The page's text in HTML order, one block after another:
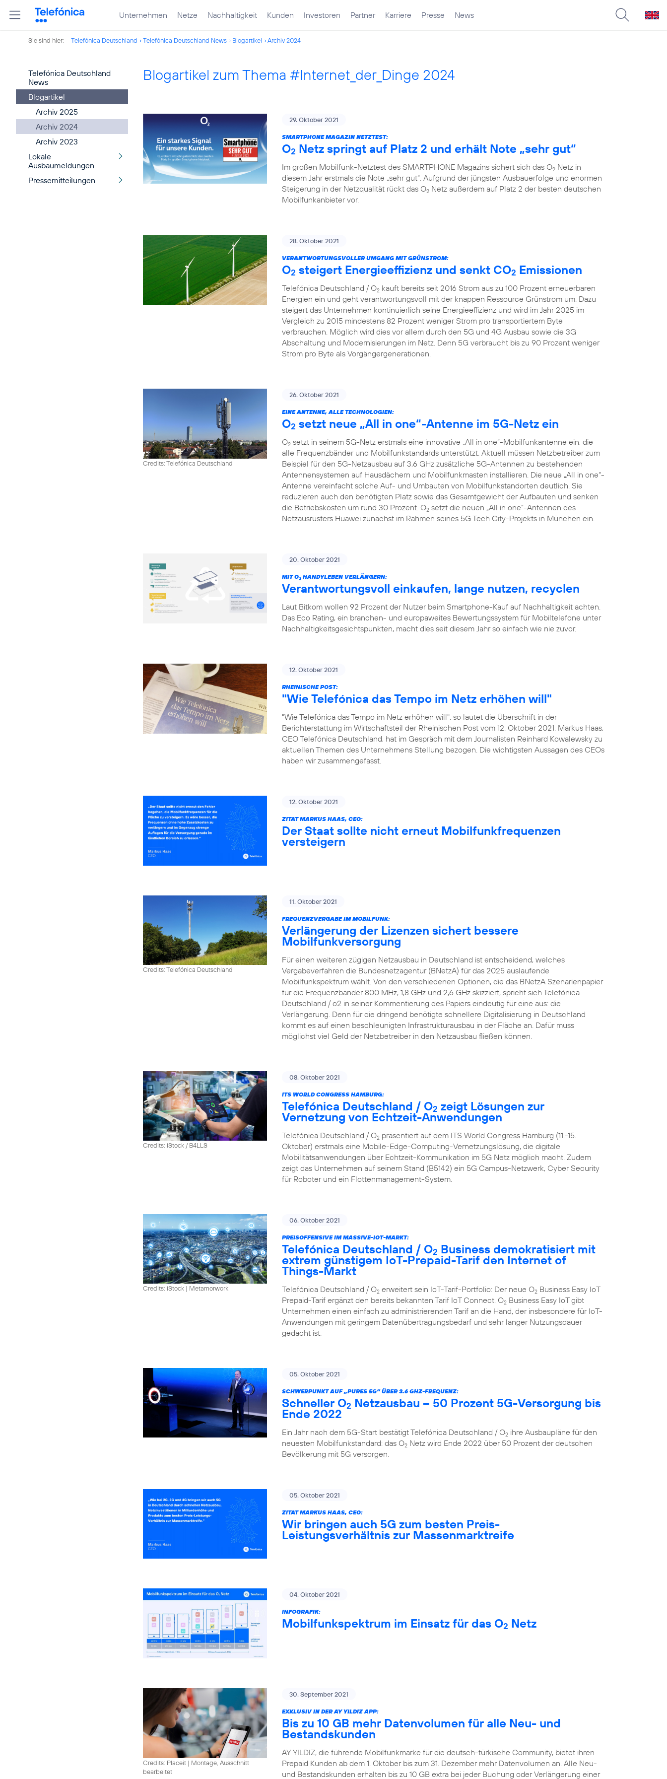
Unternehmen Netze Nachhaltigkeit Kunden Investoren Partner Karriere Presse News
Sie sind hier: Telefónica Deutschland Telefónica Deutschland News Blogartikel Archiv 2024
Telefónica Deutschland
News
Blogartikel
Archiv 2025
Archiv 2024
Archiv 2023
Lokale
Ausbaumeldungen
Pressemitteilungen
Blogartikel zum Thema #Internet_der_Dinge 2024
29. Oktober 2021
SMARTPHONE MAGAZIN NETZTEST:
O2 Netz springt auf Platz 2 und erhält Note „sehr gut“
Im großen Mobilfunk-Netztest des SMARTPHONE Magazins sichert sich das O2 Netz in
diesem Jahr erstmals die Note „sehr gut“. Aufgrund der jüngsten Ausbauerfolge und enormen
Steigerung in der Netzqualität rückt das O2 Netz außerdem auf Platz 2 der besten deutschen
Mobilfunkanbieter vor.
28. Oktober 2021
VERANTWORTUNGSVOLLER UMGANG MIT GRÜNSTROM:
O2 steigert Energieeffizienz und senkt CO2 Emissionen
Telefónica Deutschland / O2 kauft bereits seit 2016 Strom aus zu 100 Prozent erneuerbaren
Energien ein und geht verantwortungsvoll mit der knappen Ressource Grünstrom um. Dazu
steigert das Unternehmen kontinuierlich seine Energieeffizienz und wird im Jahr 2025 im
Vergleich zu 2015 mindestens 82 Prozent weniger Strom pro transportiertem Byte
verbrauchen. Möglich wird dies vor allem durch den 5G und 4G Ausbau sowie die 3G
Abschaltung und Modernisierungen im Netz. Denn 5G verbraucht bis zu 90 Prozent weniger
Strom pro Byte als Vorgängergenerationen.
Credits: Telefónica Deutschland
26. Oktober 2021
EINE ANTENNE, ALLE TECHNOLOGIEN:
O2 setzt neue „All in one“-Antenne im 5G-Netz ein
O2 setzt in seinem 5G-Netz erstmals eine innovative „All in one“-Mobilfunkantenne ein, die
alle Frequenzbänder und Mobilfunkstandards unterstützt. Aktuell müssen Netzbetreiber zum
Beispiel für den 5G-Netzausbau auf 3,6 GHz zusätzliche 5G-Antennen zu bestehenden
Antennensystemen auf Hausdächern und Mobilfunkmasten installieren. Die neue „All in one“-
Antenne vereinfacht solche Auf- und Umbauten von Mobilfunkstandorten deutlich. Sie
reduzieren auch den benötigten Platz sowie das Gesamtgewicht der Aufbauten und senken
die Betriebskosten um rund 30 Prozent. O2 setzt die neuen „All in one“-Antennen des
Netzausrüsters Huawei zunächst im Rahmen seines 5G Tech City-Projekts in München ein.
20. Oktober 2021
MIT O2 HANDYLEBEN VERLÄNGERN:
Verantwortungsvoll einkaufen, lange nutzen, recyclen
Laut Bitkom wollen 92 Prozent der Nutzer beim Smartphone-Kauf auf Nachhaltigkeit achten.
Das Eco Rating, ein branchen- und europaweites Bewertungssystem für Mobiltelefone unter
Nachhaltigkeitsgesichtspunkten, macht dies seit diesem Jahr so einfach wie nie zuvor.
12. Oktober 2021
RHEINISCHE POST:
"Wie Telefónica das Tempo im Netz erhöhen will"
"Wie Telefónica das Tempo im Netz erhöhen will", so lautet die Überschrift in der
Berichterstattung im Wirtschaftsteil der Rheinischen Post vom 12. Oktober 2021. Markus Haas,
CEO Telefónica Deutschland, hat im Gespräch mit dem Journalisten Reinhard Kowalewsky zu
aktuellen Themen des Unternehmens Stellung bezogen. Die wichtigsten Aussagen des CEOs
haben wir zusammengefasst.
12. Oktober 2021
ZITAT MARKUS HAAS, CEO:
Der Staat sollte nicht erneut Mobilfunkfrequenzen
versteigern
Credits: Telefónica Deutschland
11. Oktober 2021
FREQUENZVERGABE IM MOBILFUNK:
Verlängerung der Lizenzen sichert bessere
Mobilfunkversorgung
Für einen weiteren zügigen Netzausbau in Deutschland ist entscheidend, welches
Vergabeverfahren die Bundesnetzagentur (BNetzA) für das 2025 auslaufende
Mobilfunkspektrum wählt. Von den verschiedenen Optionen, die das BNetzA Szenarienpapier
für die Frequenzbänder 800 MHz, 1,8 GHz und 2,6 GHz skizziert, spricht sich Telefónica
Deutschland / o2 in seiner Kommentierung des Papiers eindeutig für eine aus: die
Verlängerung. Denn für die dringend benötigte schnellere Digitalisierung in Deutschland
kommt es auf einen beschleunigten Infrastrukturausbau in der Fläche an. Dafür muss
möglichst viel Geld der Netzbetreiber in den Netzausbau fließen können.
Credits: iStock / B4LLS
08. Oktober 2021
ITS WORLD CONGRESS HAMBURG:
Telefónica Deutschland / O2 zeigt Lösungen zur
Vernetzung von Echtzeit-Anwendungen
Telefónica Deutschland / O2 präsentiert auf dem ITS World Congress Hamburg (11.-15.
Oktober) erstmals eine Mobile-Edge-Computing-Vernetzungslösung, die digitale
Mobilitätsanwendungen über Echtzeit-Kommunikation im 5G Netz möglich macht. Zudem
zeigt das Unternehmen auf seinem Stand (B5142) ein 5G Campus-Netzwerk, Cyber Security
für Roboter und ein Flottenmanagement-System.
Credits: iStock | Metamorwork
06. Oktober 2021
PREISOFFENSIVE IM MASSIVE-IOT-MARKT:
Telefónica Deutschland / O2 Business demokratisiert mit
extrem günstigem IoT-Prepaid-Tarif den Internet of
Things-Markt
Telefónica Deutschland / O2 erweitert sein IoT-Tarif-Portfolio: Der neue O2 Business Easy IoT
Prepaid-Tarif ergänzt den bereits bekannten Tarif IoT Connect. O2 Business Easy IoT gibt
Unternehmen einen einfach zu administrierenden Tarif an die Hand, der insbesondere für IoT-
Anwendungen mit geringem Datenübertragungsbedarf und sehr langer Nutzungsdauer
gedacht ist.
05. Oktober 2021
SCHWERPUNKT AUF „PURES 5G“ ÜBER 3.6 GHZ-FREQUENZ:
Schneller O2 Netzausbau – 50 Prozent 5G-Versorgung bis
Ende 2022
Ein Jahr nach dem 5G-Start bestätigt Telefónica Deutschland / O2 ihre Ausbaupläne für den
neuesten Mobilfunkstandard: das O2 Netz wird Ende 2022 über 50 Prozent der deutschen
Bevölkerung mit 5G versorgen.
05. Oktober 2021
ZITAT MARKUS HAAS, CEO:
Wir bringen auch 5G zum besten Preis-
Leistungsverhältnis zur Massenmarktreife
04. Oktober 2021
INFOGRAFIK:
Mobilfunkspektrum im Einsatz für das O2 Netz
Credits: Placeit | Montage, Ausschnitt
bearbeitet
30. September 2021
EXKLUSIV IN DER AY YILDIZ APP:
Bis zu 10 GB mehr Datenvolumen für alle Neu- und
Bestandskunden
AY YILDIZ, die führende Mobilfunkmarke für die deutsch-türkische Community, bietet ihren
Prepaid Kunden ab dem 1. Oktober bis zum 31. Dezember mehr Datenvolumen an. Alle Neu-
und Bestandskunden erhalten bis zu 10 GB extra bei jeder Buchung oder Verlängerung einer